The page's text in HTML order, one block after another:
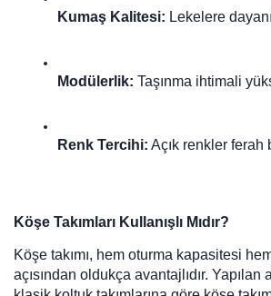
Kumaş Kalitesi: Lekelere
Modülerlik: Taşınma ihtimali
Renk Tercihi: Açık renkler
Köşe Takımları Kullanışlı Mıdır?
Köşe takımı, hem oturma kapasitesi
açısından oldukça avantajlıdır. Yapılan